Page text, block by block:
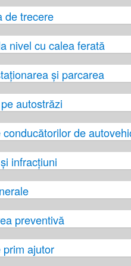
de trecere
nivel cu calea ferată
și parcarea
autostrăzi
de
infracțiuni
preventivă
prim ajutor